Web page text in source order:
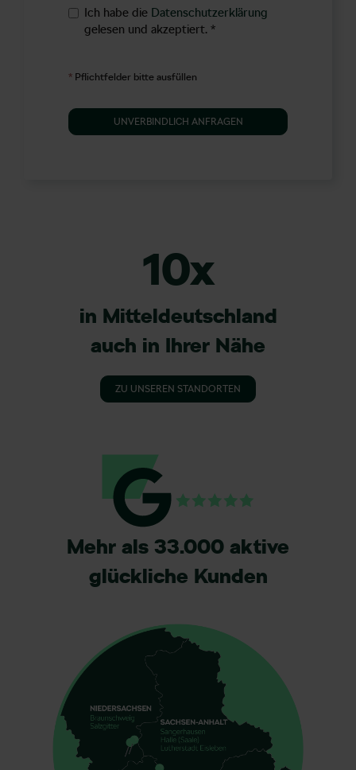
Ich habe die Datenschutzerklärung
gelesen und akzeptiert. *
* Pflichtfelder bitte ausfüllen
UNVERBINDLICH ANFRAGEN
10x
in Mitteldeutschland
auch in Ihrer Nähe
ZU UNSEREN STANDORTEN
Mehr als 33.000 aktive
glückliche Kunden